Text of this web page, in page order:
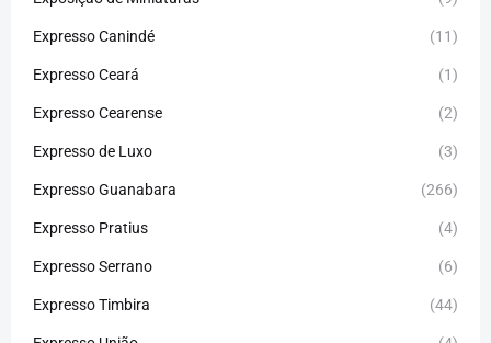
Expresso Canindé (11)
Expresso Ceará (1)
Expresso Cearense (2)
Expresso de Luxo (3)
Expresso Guanabara (266)
Expresso Pratius (4)
Expresso Serrano (6)
Expresso Timbira (44)